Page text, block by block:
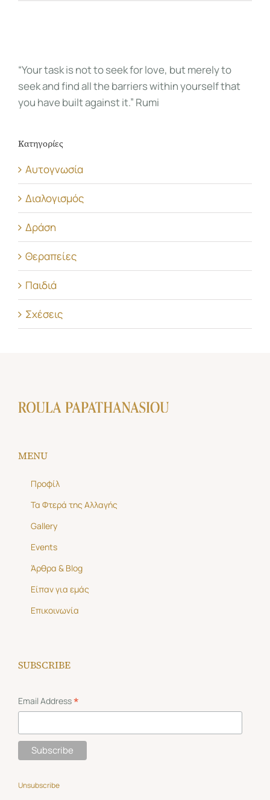
“Your task is not to seek for love, but merely to
seek and find all the barriers within yourself that
you have built against it.” Rumi
Κατηγορίες
Αυτογνωσία
Διαλογισμός
Δράση
Θεραπείες
Παιδιά
Σχέσεις
MENU
Προφίλ
Τα Φτερά της Αλλαγής
Gallery
Events
Άρθρα & Blog
Είπαν για εμάς
Επικοινωνία
SUBSCRIBE
Email Address*
Unsubscribe